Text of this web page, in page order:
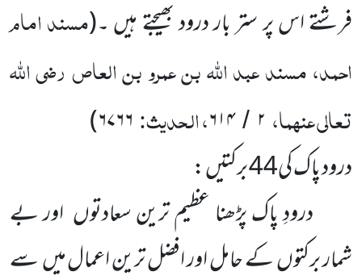
فرشتے اس پر ستر بار درود بھیجتے ہیں ۔(مسند امام
احمد، مسند عبد اللّٰہ بن عمرو بن العاص رضی اللّٰہ
تعالی عنہما، ۲ /۶۱۴، الحدیث: ۶۷۶۶)
درود پاک کی44 برکتیں :
درودِ پاک پڑھنا عظیم ترین سعادتوں اور بے
شمار برکتوں کے حامل اور افضل ترین اعمال میں سے